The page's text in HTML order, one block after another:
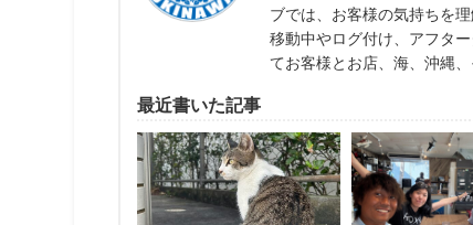
ブでは、お客様の気持ちを
移動中やログ付け、アフタ
てお客様とお店、海、沖縄
最近書いた記事